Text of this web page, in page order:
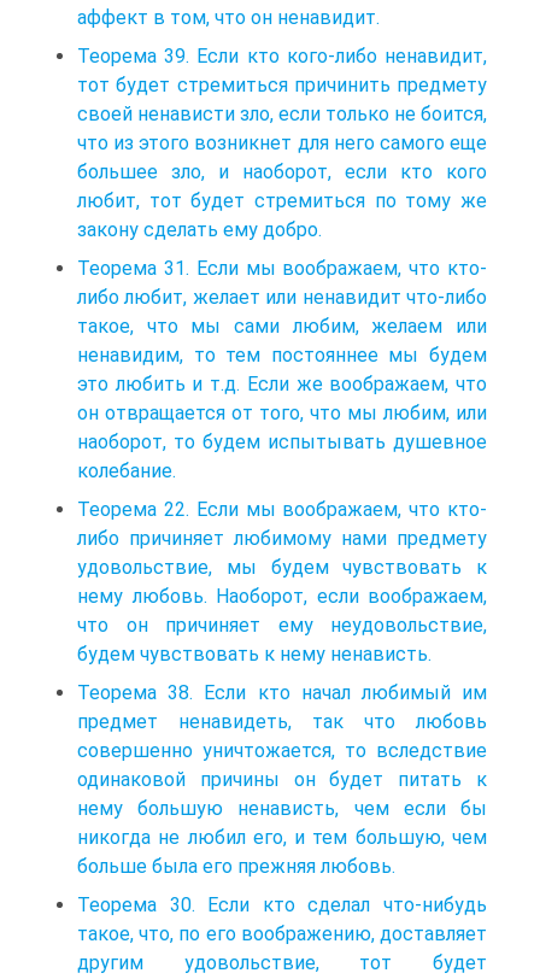
аффект в том, что он ненавидит.
Теорема 39. Если кто кого-либо ненавидит,
тот будет стремиться причинить предмету
своей ненависти зло, если только не боится,
что из этого возникнет для него самого еще
большее зло, и наоборот, если кто кого
любит, тот будет стремиться по тому же
закону сделать ему добро.
Теорема 31. Если мы воображаем, что кто-
либо любит, желает или ненавидит что-либо
такое, что мы сами любим, желаем или
ненавидим, то тем постояннее мы будем
это любить и т.д. Если же воображаем, что
он отвращается от того, что мы любим, или
наоборот, то будем испытывать душевное
колебание.
Теорема 22. Если мы воображаем, что кто-
либо причиняет любимому нами предмету
удовольствие, мы будем чувствовать к
нему любовь. Наоборот, если воображаем,
что он причиняет ему неудовольствие,
будем чувствовать к нему ненависть.
Теорема 38. Если кто начал любимый им
предмет ненавидеть, так что любовь
совершенно уничтожается, то вследствие
одинаковой причины он будет питать к
нему большую ненависть, чем если бы
никогда не любил его, и тем большую, чем
больше была его прежняя любовь.
Теорема 30. Если кто сделал что-нибудь
такое, что, по его воображению, доставляет
другим удовольствие, тот будет